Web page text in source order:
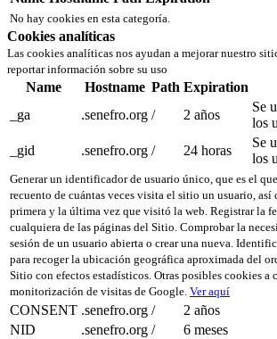
No hay cookies en esta categoría.
Cookies analíticas
Las cookies analíticas nos ayudan a mejorar nuestro
reportar información sobre su uso
Name Hostname Path Expiration
_ga
.senefro.org / 2 años
Se
los
_gid
.senefro.org / 24 horas
Se
los
Generar un identificador de usuario único, que es el
recuento de cuántas veces visita el sitio un usuario, así
primera y la última vez que visitó la web. Registrar la
cualquiera de las páginas del Sitio. Comprobar la
sesión de un usuario abierta o crear una nueva.
para recoger la ubicación geográfica aproximada del
Sitio con efectos estadísticos. Otras posibles cookies a
monitorización de visitas de Google. Ver aquí
CONSENT .senefro.org /
2 años
NID
.senefro.org /
6 meses